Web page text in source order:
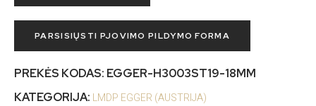
PARSISIŲSTI PJOVIMO PILDYMO FORMA
PREKĖS KODAS: EGGER-H3003ST19-18MM
KATEGORIJA: LMDP EGGER (AUSTRIJA)